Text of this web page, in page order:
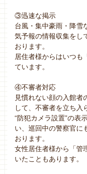
③迅速な掲示
台風・集中豪雨・降雪
気予報の情報収集をし
おります。
居住者様からはいつも
ています。
④不審者対応
見慣れない顔の入館者
して、不審者を立ち入
“防犯カメラ設置”の表
い、巡回中の警察官に
おります。
女性居住者様から「管
いたこともあります。